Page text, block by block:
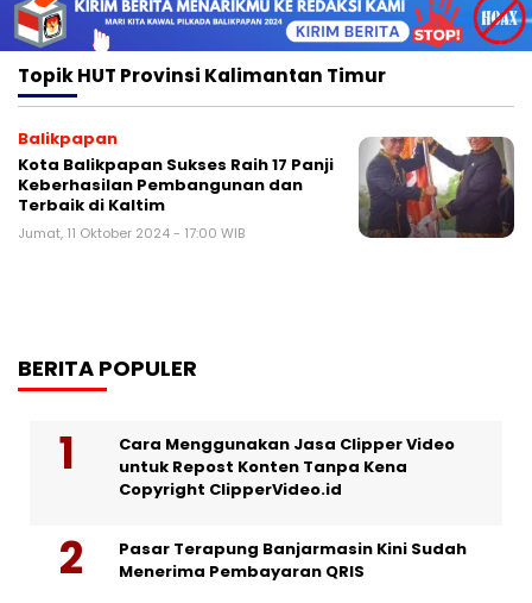
TopikHUT Provinsi Kalimantan Timur
Balikpapan
Kota Balikpapan Sukses Raih 17 Panji
Keberhasilan Pembangunan dan
Terbaik di Kaltim
Jumat, 11 Oktober 2024 - 17:00 WIB
BERITA POPULER
Cara Menggunakan Jasa Clipper Video
untuk Repost Konten Tanpa Kena
Copyright ClipperVideo.id
Pasar Terapung Banjarmasin Kini Sudah
Menerima Pembayaran QRIS